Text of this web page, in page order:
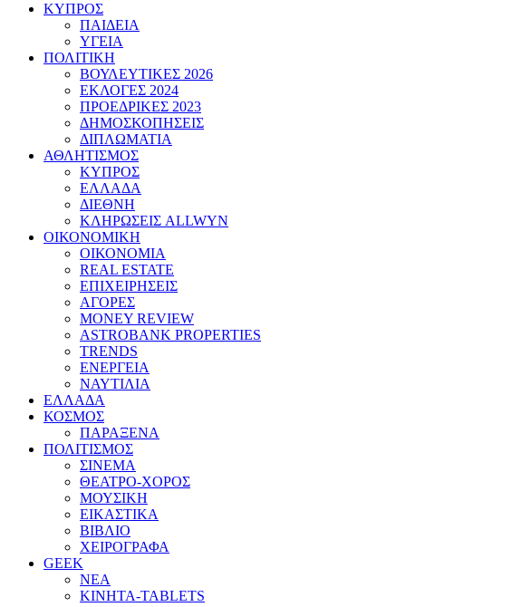
ΚΥΠΡΟΣ
ΠΑΙΔΕΙΑ
ΥΓΕΙΑ
ΠΟΛΙΤΙΚΗ
ΒΟΥΛΕΥΤΙΚΕΣ 2026
ΕΚΛΟΓΕΣ 2024
ΠΡΟΕΔΡΙΚΕΣ 2023
ΔΗΜΟΣΚΟΠΗΣΕΙΣ
ΔΙΠΛΩΜΑΤΙΑ
ΑΘΛΗΤΙΣΜΟΣ
ΚΥΠΡΟΣ
ΕΛΛΑΔΑ
ΔΙΕΘΝΗ
ΚΛΗΡΩΣΕΙΣ ALLWYN
ΟΙΚΟΝΟΜΙΚΗ
ΟΙΚΟΝΟΜΙΑ
REAL ESTATE
ΕΠΙΧΕΙΡΗΣΕΙΣ
ΑΓΟΡΕΣ
MONEY REVIEW
ASTROBANK PROPERTIES
TRENDS
ΕΝΕΡΓΕΙΑ
ΝΑΥΤΙΛΙΑ
ΕΛΛΑΔΑ
ΚΟΣΜΟΣ
ΠΑΡΑΞΕΝΑ
ΠΟΛΙΤΙΣΜΟΣ
ΣΙΝΕΜΑ
ΘΕΑΤΡΟ-ΧΟΡΟΣ
ΜΟΥΣΙΚΗ
ΕΙΚΑΣΤΙΚΑ
ΒΙΒΛΙΟ
ΧΕΙΡΟΓΡΑΦΑ
GEEK
ΝΕΑ
ΚΙΝΗΤΑ-TABLETS